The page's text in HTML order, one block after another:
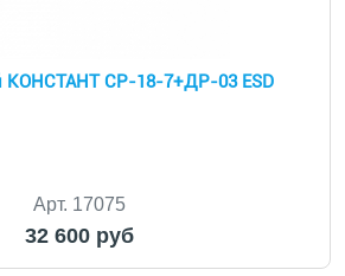
КОНСТАНТ CP-18-7+ДР-03 ESD
Арт. 17075
32 600 руб